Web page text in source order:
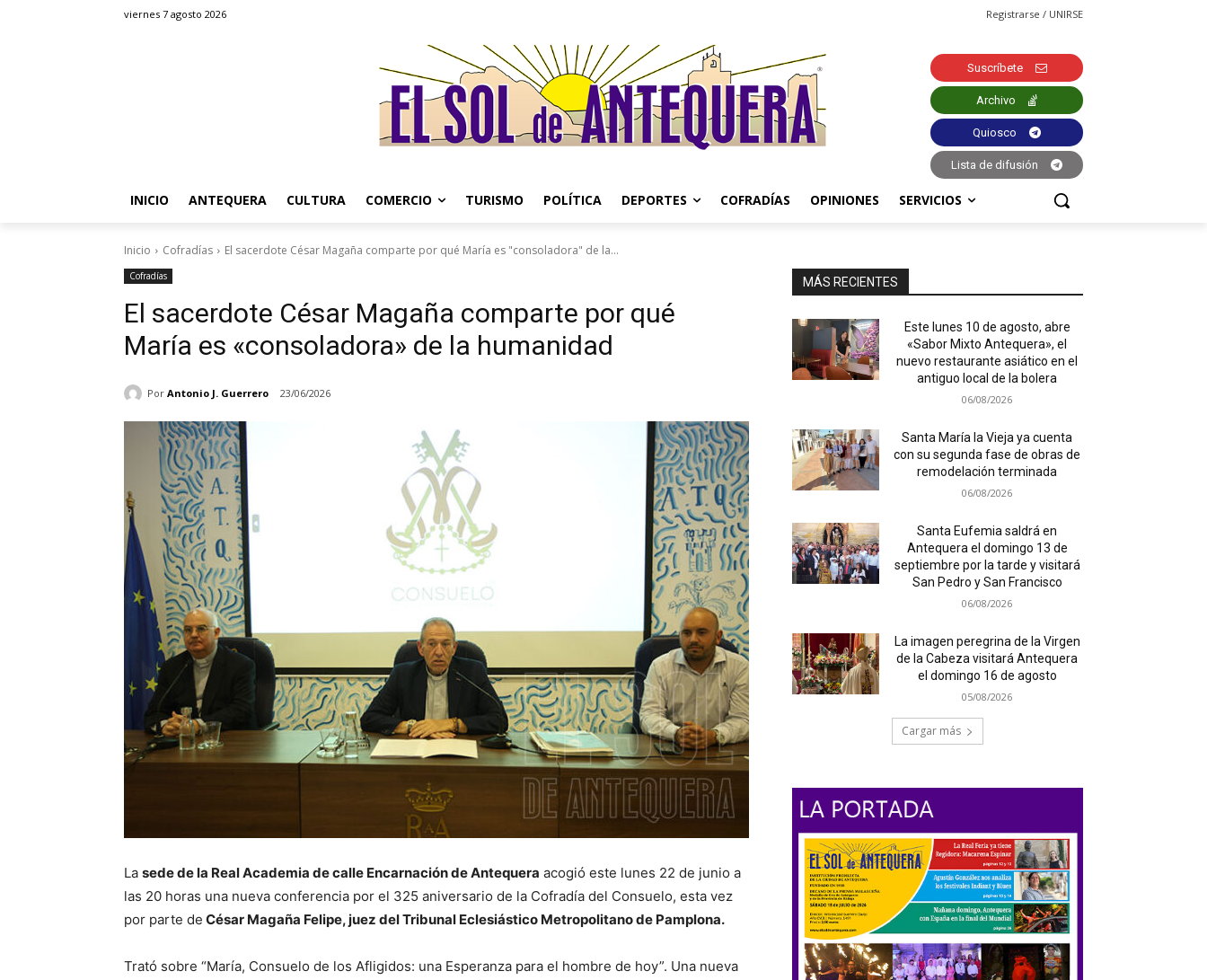
viernes 7 agosto 2026 Registrarse / UNIRSE
Suscríbete
Archivo
Quiosco
Lista de difusión
INICIO ANTEQUERA CULTURA COMERCIO TURISMO POLÍTICA DEPORTES COFRADÍAS OPINIONES SERVICIOS
Inicio Cofradías El sacerdote César Magaña comparte por qué María es "consoladora" de la...
Cofradías
El sacerdote César Magaña comparte por qué
María es «consoladora» de la humanidad
Por Antonio J. Guerrero 23/06/2026
La sede de la Real Academia de calle Encarnación de Antequera acogió este lunes 22 de junio a
las 20 horas una nueva conferencia por el 325 aniversario de la Cofradía del Consuelo, esta vez
por parte de César Magaña Felipe, juez del Tribunal Eclesiástico Metropolitano de Pamplona.
Trató sobre “María, Consuelo de los Afligidos: una Esperanza para el hombre de hoy”. Una nueva
MÁS RECIENTES
Este lunes 10 de agosto, abre
«Sabor Mixto Antequera», el
nuevo restaurante asiático en el
antiguo local de la bolera
06/08/2026
Santa María la Vieja ya cuenta
con su segunda fase de obras de
remodelación terminada
06/08/2026
Santa Eufemia saldrá en
Antequera el domingo 13 de
septiembre por la tarde y visitará
San Pedro y San Francisco
06/08/2026
La imagen peregrina de la Virgen
de la Cabeza visitará Antequera
el domingo 16 de agosto
05/08/2026
Cargar más